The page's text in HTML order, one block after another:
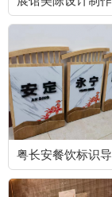
粤长安餐饮标识